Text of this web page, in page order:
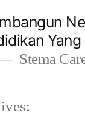
Yang
Stema